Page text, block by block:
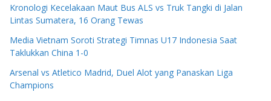
Kronologi Kecelakaan Maut Bus ALS vs Truk Tangki di Jalan
Lintas Sumatera, 16 Orang Tewas
Media Vietnam Soroti Strategi Timnas U17 Indonesia Saat
Taklukkan China 1-0
Arsenal vs Atletico Madrid, Duel Alot yang Panaskan Liga
Champions